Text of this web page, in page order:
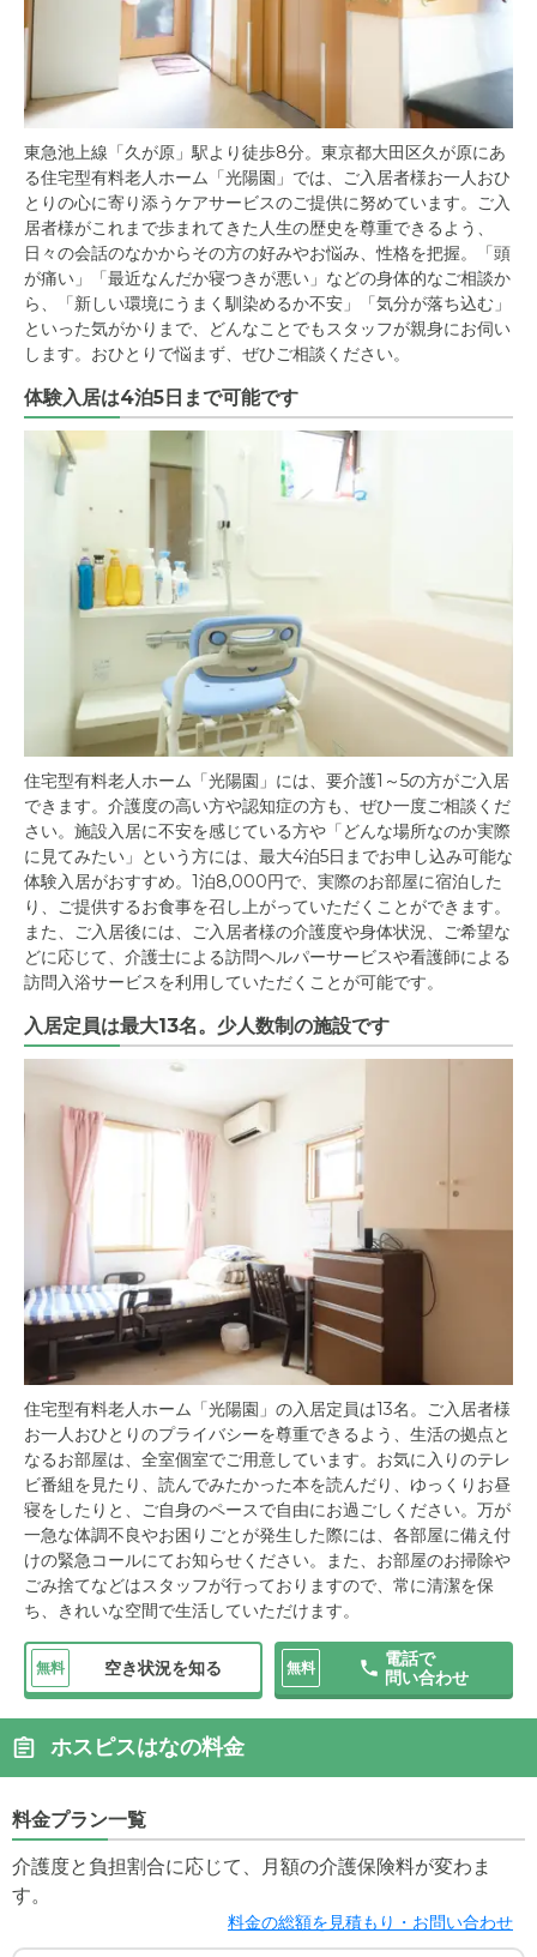
東急池上線「久が原」駅より徒歩8分。東京都大田区久が原にあ
る住宅型有料老人ホーム「光陽園」では、ご入居者様お一人おひ
とりの心に寄り添うケアサービスのご提供に努めています。ご入
居者様がこれまで歩まれてきた人生の歴史を尊重できるよう、
日々の会話のなかからその方の好みやお悩み、性格を把握。「頭
が痛い」「最近なんだか寝つきが悪い」などの身体的なご相談か
ら、「新しい環境にうまく馴染めるか不安」「気分が落ち込む」
といった気がかりまで、どんなことでもスタッフが親身にお伺い
します。おひとりで悩まず、ぜひご相談ください。
体験入居は4泊5日まで可能です
住宅型有料老人ホーム「光陽園」には、要介護1～5の方がご入居
できます。介護度の高い方や認知症の方も、ぜひ一度ご相談くだ
さい。施設入居に不安を感じている方や「どんな場所なのか実際
に見てみたい」という方には、最大4泊5日までお申し込み可能な
体験入居がおすすめ。1泊8,000円で、実際のお部屋に宿泊した
り、ご提供するお食事を召し上がっていただくことができます。
また、ご入居後には、ご入居者様の介護度や身体状況、ご希望な
どに応じて、介護士による訪問ヘルパーサービスや看護師による
訪問入浴サービスを利用していただくことが可能です。
入居定員は最大13名。少人数制の施設です
住宅型有料老人ホーム「光陽園」の入居定員は13名。ご入居者様
お一人おひとりのプライバシーを尊重できるよう、生活の拠点と
なるお部屋は、全室個室でご用意しています。お気に入りのテレ
ビ番組を見たり、読んでみたかった本を読んだり、ゆっくりお昼
寝をしたりと、ご自身のペースで自由にお過ごしください。万が
一急な体調不良やお困りごとが発生した際には、各部屋に備え付
けの緊急コールにてお知らせください。また、お部屋のお掃除や
ごみ捨てなどはスタッフが行っておりますので、常に清潔を保
ち、きれいな空間で生活していただけます。
無料 空き状況を知る 無料
電話で
問い合わせ
ホスピスはなの料金
料金プラン一覧
介護度と負担割合に応じて、月額の介護保険料が変わま
す。
料金の総額を見積もり・お問い合わせ